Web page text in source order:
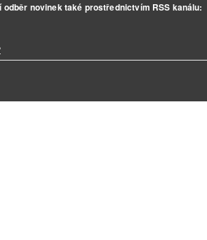
odběr novinek také prostřednictvím RSS kanálu: